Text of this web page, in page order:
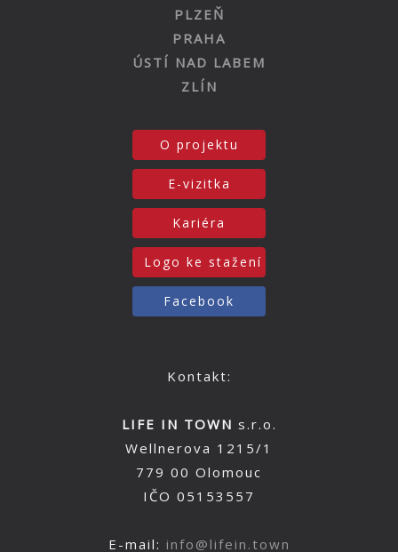
PLZEŇ
PRAHA
ÚSTÍ NAD LABEM
ZLÍN
O projektu
E-vizitka
Kariéra
Logo ke stažení
Facebook
Kontakt:
LIFE IN TOWN s.r.o.
Wellnerova 1215/1
779 00 Olomouc
IČO 05153557
E-mail: info@lifein.town